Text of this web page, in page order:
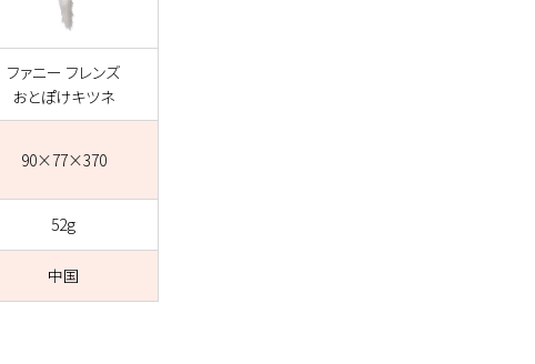
ファニー フレンズ
おとぽけキツネ
90×77×370
52g
中国